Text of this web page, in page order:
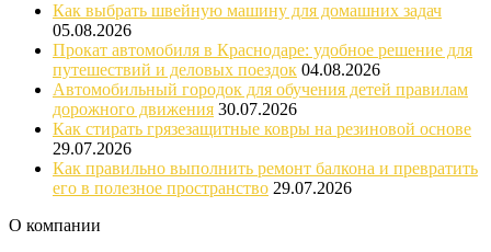
Как выбрать швейную машину для домашних задач
05.08.2026
Прокат автомобиля в Краснодаре: удобное решение для
путешествий и деловых поездок 04.08.2026
Автомобильный городок для обучения детей правилам
дорожного движения 30.07.2026
Как стирать грязезащитные ковры на резиновой основе
29.07.2026
Как правильно выполнить ремонт балкона и превратить
его в полезное пространство 29.07.2026
О компании